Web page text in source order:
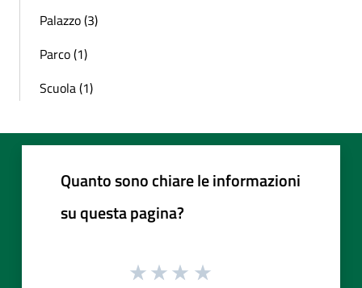
Palazzo (3)
Parco (1)
Scuola (1)
Quanto sono chiare le informazioni
su questa pagina?